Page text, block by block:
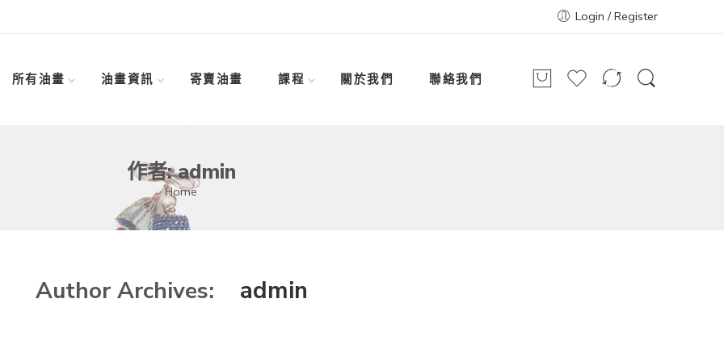
Login / Register
所有油畫 油畫資訊 寄賣油畫 課程 關於我們 聯絡我們
作者: admin
Home
Author Archives: admin